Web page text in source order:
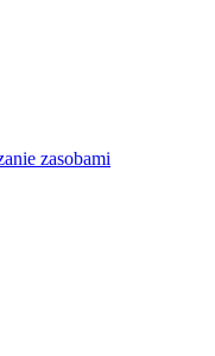
zasobami